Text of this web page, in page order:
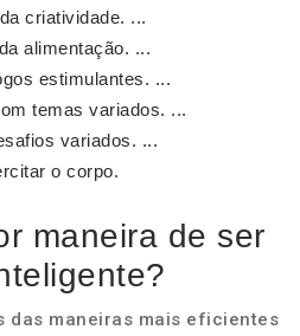
criatividade. ...
alimentação. ...
estimulantes. ...
temas variados. ...
variados. ...
o corpo.
maneira de ser
das maneiras mais eficientes